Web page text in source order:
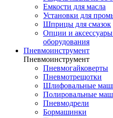
Емкости для масла
Установки для
Шприцы для смазок
Опции и
оборудования
Пневмоинструмент
Пневмоинструмент
Пневмогайковерты
Пневмотрещотки
Шлифовальные
Полировальные
Пневмодрели
Бормашинки